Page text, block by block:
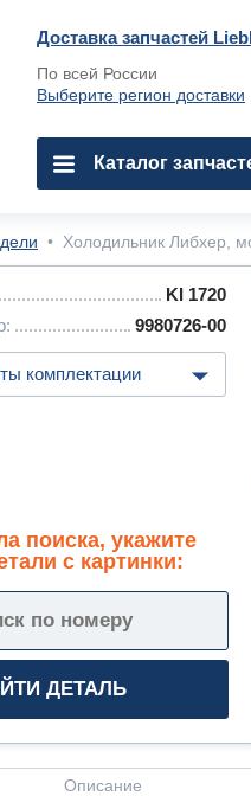
Доставка запчастей
По всей России
Выберите регион доставки
Каталог
• Холодильник Либхер,
KI 1720
9980726-00
поиска, укажите
с картинки:
Описание